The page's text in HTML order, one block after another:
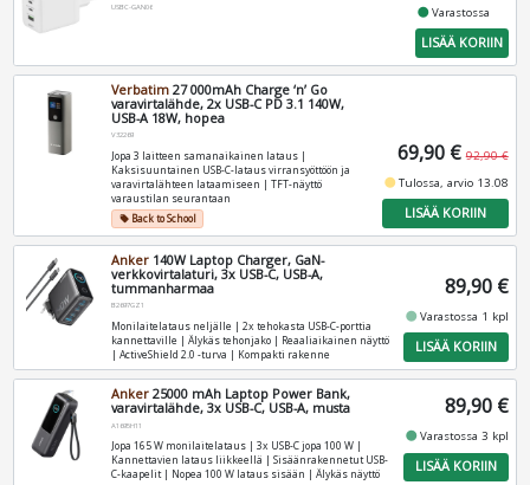
USBC-GAN06 fiber_manual_recordVarastossa
LISÄÄ KORIIN
Verbatim 27 000mAh Charge ‘n’ Go
varavirtalähde, 2x USB-C PD 3.1 140W,
USB-A 18W, hopea
V32269
Jopa 3 laitteen samanaikainen lataus |
Kaksisuuntainen USB-C-lataus virransyöttöön ja
varavirtalähteen lataamiseen | TFT-näyttö
varaustilan seurantaan
local_offerBack to School
69,90 € 92,90 €
fiber_manual_recordTulossa, arvio 13.08
LISÄÄ KORIIN
Anker 140W Laptop Charger, GaN-
verkkovirtalaturi, 3x USB-C, USB-A,
tummanharmaa
B2697GZ1
Monilaitelataus neljälle | 2x tehokasta USB-C-porttia
kannettaville | Älykäs tehonjako | Reaaliaikainen näyttö
| ActiveShield 2.0 -turva | Kompakti rakenne
89,90 €
fiber_manual_recordVarastossa 1 kpl
LISÄÄ KORIIN
Anker 25000 mAh Laptop Power Bank,
varavirtalähde, 3x USB-C, USB-A, musta
A1695H11
Jopa 165 W monilaitelataus | 3x USB-C jopa 100 W |
Kannettavien lataus liikkeellä | Sisäänrakennetut USB-
C-kaapelit | Nopea 100 W lataus sisään | Älykäs näyttö
89,90 €
fiber_manual_recordVarastossa 3 kpl
LISÄÄ KORIIN